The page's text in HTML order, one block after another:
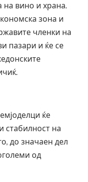
на вино и храна.
зона и
членки на
пазари и ќе се
ќе
стабилност на
до значаен дел
од